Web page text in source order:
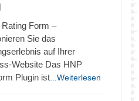
Form –
Sie das
auf Ihrer
Website Das HNP
Plugin ist ...Weiterlesen